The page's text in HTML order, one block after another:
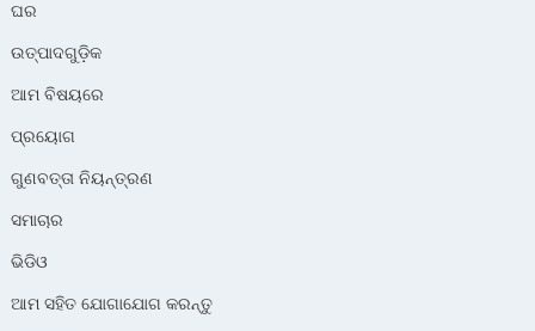
ଘର
ଉତ୍ପାଦଗୁଡ଼ିକ
ଆମ ବିଷୟରେ
ପ୍ରୟୋଗ
ଗୁଣବତ୍ତା ନିୟନ୍ତ୍ରଣ
ସମାଚାର
ଭିଡିଓ
ଆମ ସହିତ ଯୋଗାଯୋଗ କରନ୍ତୁ